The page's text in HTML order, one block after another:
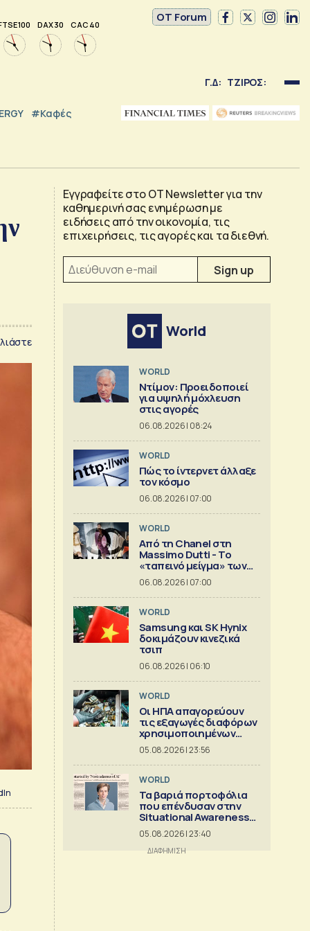
100 DAX 30 CAC 40
OT Forum
Γ.Δ: ΤΖΙΡΟΣ:
#καφές
Εγγραφείτε στο OT Newsletter για την
καθημερινή σας ενημέρωση με
ειδήσεις από την οικονομία, τις
επιχειρήσεις, τις αγορές και τα διεθνή.
World
WORLD
Ντίμον: Προειδοποιεί
για υψηλή μόχλευση
στις αγορές
06.08.2026 | 08:24
WORLD
Πώς το ίντερνετ άλλαξε
τον κόσμο
06.08.2026 | 07:00
WORLD
Από τη Chanel στη
Massimo Dutti - Το
«ταπεινό μείγμα» των
best seller
06.08.2026 | 07:00
WORLD
Samsung και SK Hynix
δοκιμάζουν κινεζικά
τσιπ
06.08.2026 | 06:10
WORLD
Οι ΗΠΑ απαγορεύουν
τις εξαγωγές διαφόρων
χρησιμοποιημένων
κρίσιμων ορυκτών
05.08.2026 | 23:56
WORLD
Τα βαριά πορτοφόλια
που επένδυσαν στην
Situational Awareness
πριν καταρρεύσει
05.08.2026 | 23:40